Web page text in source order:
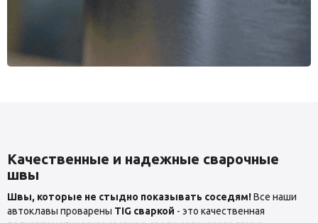
Качественные и надежные сварочные
швы
Швы, которые не стыдно показывать соседям!Все наши
автоклавы проварены TIG сваркой - это качественная